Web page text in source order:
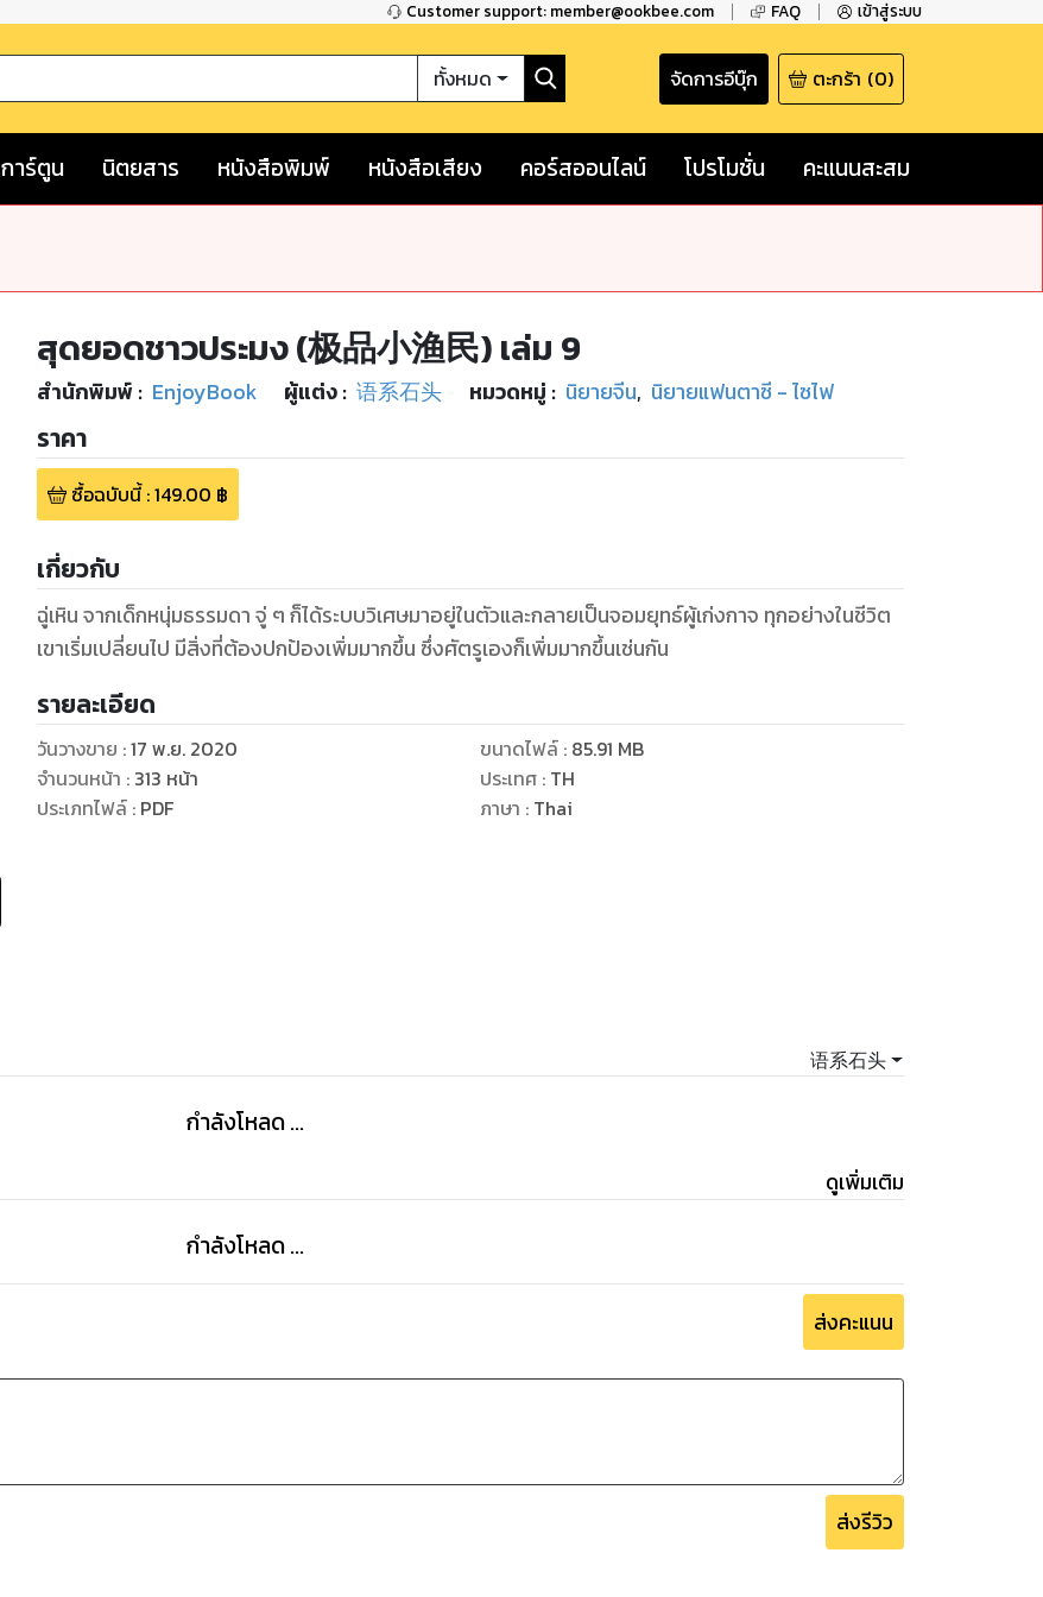
Customer support: member@ookbee.com FAQ เข้าสู่ระบบ
ทั้งหมด จัดการอีบุ๊ก ตะกร้า (0)
การ์ตูน นิตยสาร หนังสือพิมพ์ หนังสือเสียง คอร์สออนไลน์ โปรโมชั่น คะแนนสะสม
สุดยอดชาวประมง (极品小渔民) เล่ม 9
สำนักพิมพ์ : EnjoyBook ผู้แต่ง : 语系石头 หมวดหมู่ : นิยายจีน, นิยายแฟนตาซี - ไซไฟ
ราคา
ซื้อฉบับนี้:149.00 ฿
เกี่ยวกับ
ฉู่เหิน จากเด็กหนุ่มธรรมดา จู่ ๆ ก็ได้ระบบวิเศษมาอยู่ในตัวและกลายเป็นจอมยุทธ์ผู้เก่งกาจ ทุกอย่างในชีวิต
เขาเริ่มเปลี่ยนไป มีสิ่งที่ต้องปกป้องเพิ่มมากขึ้น ซึ่งศัตรูเองก็เพิ่มมากขึ้นเช่นกัน
รายละเอียด
วันวางขาย :17 พ.ย. 2020
จำนวนหน้า : 313 หน้า
ประเภทไฟล์: PDF
ขนาดไฟล์: 85.91 MB
ประเทศ : TH
ภาษา : Thai
语系石头
กำลังโหลด ...
ดูเพิ่มเติม
กำลังโหลด ...
ส่งคะแนน
ส่งรีวิว